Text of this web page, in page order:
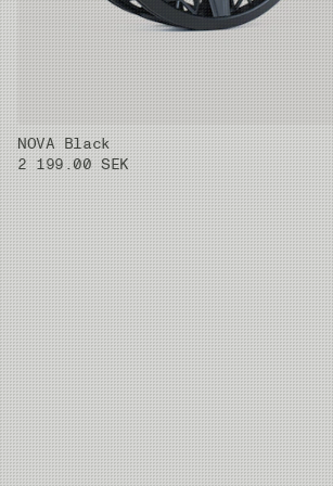
ger besparingarvikt och volym i
Alla modeller är 4-delade för enkel
NOVA Black
2 199.00 SEK